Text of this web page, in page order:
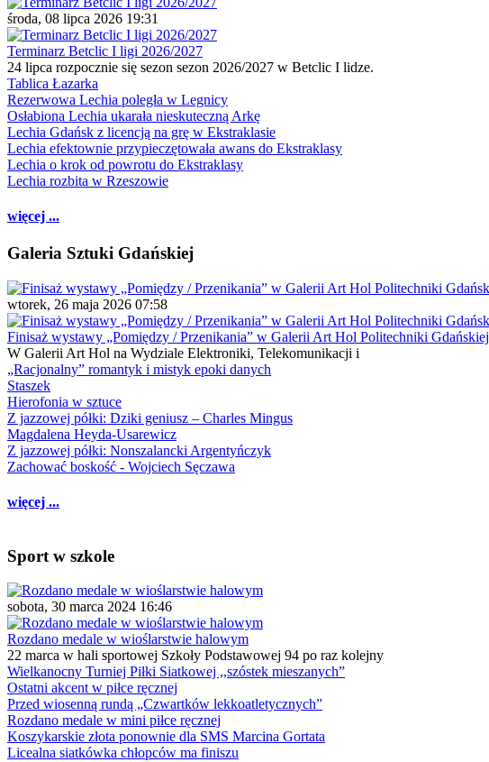
środa, 08 lipca 2026 19:31
Terminarz Betclic I ligi 2026/2027
24 lipca rozpocznie się sezon sezon 2026/2027 w Betclic I lidze.
Tablica Łazarka
Rezerwowa Lechia poległa w Legnicy
Osłabiona Lechia ukarała nieskuteczną Arkę
Lechia Gdańsk z licencją na grę w Ekstraklasie
Lechia efektownie przypieczętowała awans do Ekstraklasy
Lechia o krok od powrotu do Ekstraklasy
Lechia rozbita w Rzeszowie
więcej ...
Galeria Sztuki Gdańskiej
wtorek, 26 maja 2026 07:58
Finisaż wystawy „Pomiędzy / Przenikania” w Galerii Art Hol Politechniki Gdańskiej
W Galerii Art Hol na Wydziale Elektroniki, Telekomunikacji i
„Racjonalny” romantyk i mistyk epoki danych
Staszek
Hierofonia w sztuce
Z jazzowej półki: Dziki geniusz – Charles Mingus
Magdalena Heyda-Usarewicz
Z jazzowej półki: Nonszalancki Argentyńczyk
Zachować boskość - Wojciech Sęczawa
więcej ...
Sport w szkole
sobota, 30 marca 2024 16:46
Rozdano medale w wioślarstwie halowym
22 marca w hali sportowej Szkoły Podstawowej 94 po raz kolejny
Wielkanocny Turniej Piłki Siatkowej ,,szóstek mieszanych”
Ostatni akcent w piłce ręcznej
Przed wiosenną rundą „Czwartków lekkoatletycznych”
Rozdano medale w mini piłce ręcznej
Koszykarskie złota ponownie dla SMS Marcina Gortata
Licealna siatkówka chłopców ma finiszu